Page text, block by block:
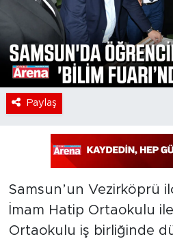
Paylaş
Samsun’un Vezirköprü
İmam Hatip Ortaokulu
Ortaokulu iş birliğinde